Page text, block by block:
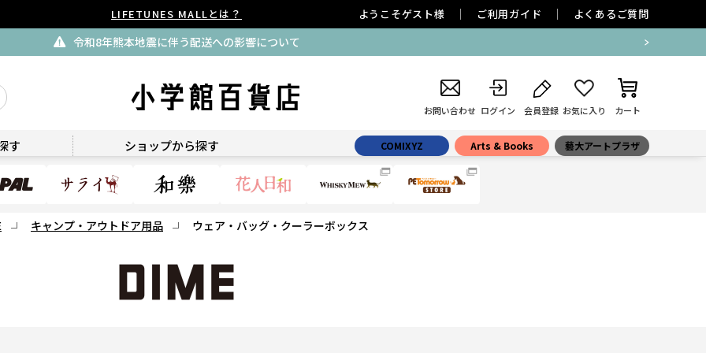
LIFETUNES MALLとは？ ようこそゲスト様 ご利用ガイド よくあるご質問
令和8年熊本地震に伴う配送への影響について
お問い合わせ ログイン 会員登録 お気に入り カート
す ショップから探す COMIXYZ Arts & Books 藝大アートプラザ
キャンプ・アウトドア用品 ウェア・バッグ・クーラーボックス
DIME